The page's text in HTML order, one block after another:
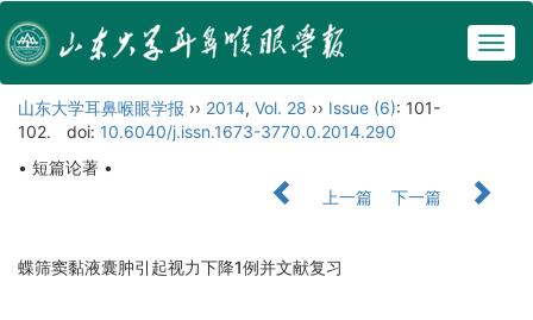
山东大学耳鼻喉眼学报 ›› 2014, Vol. 28 ›› Issue (6): 101-
102.
doi: 10.6040/j.issn.1673-3770.0.2014.290
• 短篇论著 •
上一篇
下一篇
蝶筛窦黏液囊肿引起视力下降1例并文献复习